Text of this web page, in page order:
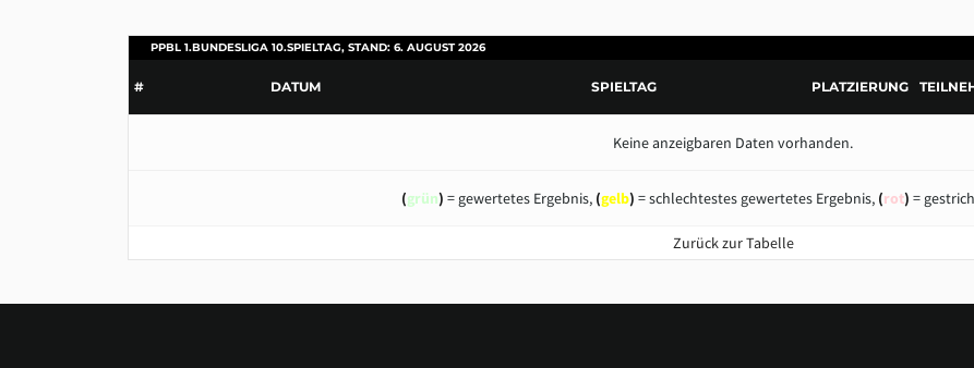
PPBL 1.BUNDESLIGA 10.SPIELTAG, STAND: 6. AUGUST 2026
# DATUM SPIELTAG PLATZIERUNG
Keine anzeigbaren Daten vorhanden.
(grün) = gewertetes Ergebnis, (gelb) = schlechtestes gewertetes Ergebnis, (rot) =
Zurück zur Tabelle